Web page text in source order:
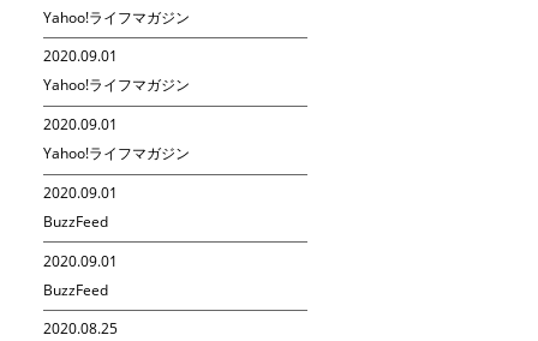
Yahoo!ライフマガジン
2020.09.01
Yahoo!ライフマガジン
2020.09.01
Yahoo!ライフマガジン
2020.09.01
BuzzFeed
2020.09.01
BuzzFeed
2020.08.25